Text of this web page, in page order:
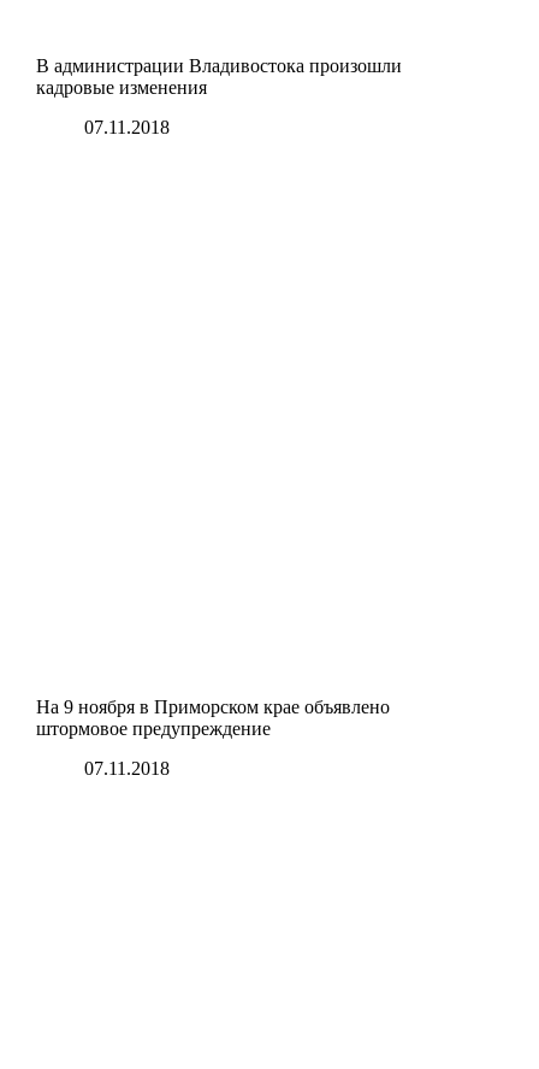
В администрации Владивостока произошли
кадровые изменения
07.11.2018
На 9 ноября в Приморском крае объявлено
штормовое предупреждение
07.11.2018